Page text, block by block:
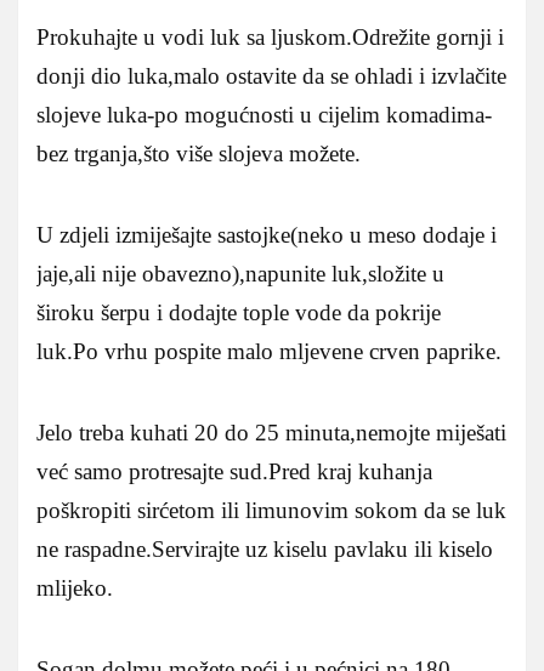
Prokuhajte u vodi luk sa ljuskom.Odrežite gornji i
donji dio luka,malo ostavite da se ohladi i izvlačite
slojeve luka-po mogućnosti u cijelim komadima-
bez trganja,što više slojeva možete.
U zdjeli izmiješajte sastojke(neko u meso dodaje i
jaje,ali nije obavezno),napunite luk,složite u
široku šerpu i dodajte tople vode da pokrije
luk.Po vrhu pospite malo mljevene crven paprike.
Jelo treba kuhati 20 do 25 minuta,nemojte miješati
već samo protresajte sud.Pred kraj kuhanja
poškropiti sirćetom ili limunovim sokom da se luk
ne raspadne.Servirajte uz kiselu pavlaku ili kiselo
mlijeko.